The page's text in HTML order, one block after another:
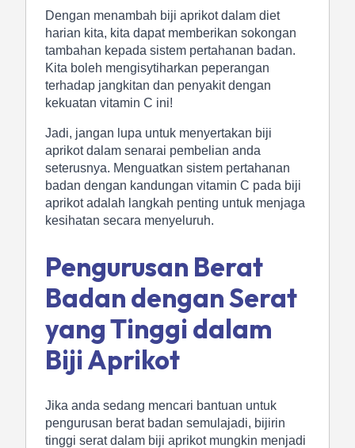
Dengan menambah biji aprikot dalam diet
harian kita, kita dapat memberikan sokongan
tambahan kepada sistem pertahanan badan.
Kita boleh mengisytiharkan peperangan
terhadap jangkitan dan penyakit dengan
kekuatan vitamin C ini!
Jadi, jangan lupa untuk menyertakan biji
aprikot dalam senarai pembelian anda
seterusnya. Menguatkan sistem pertahanan
badan dengan kandungan vitamin C pada biji
aprikot adalah langkah penting untuk menjaga
kesihatan secara menyeluruh.
Pengurusan Berat
Badan dengan Serat
yang Tinggi dalam
Biji Aprikot
Jika anda sedang mencari bantuan untuk
pengurusan berat badan semulajadi, bijirin
tinggi serat dalam biji aprikot mungkin menjadi